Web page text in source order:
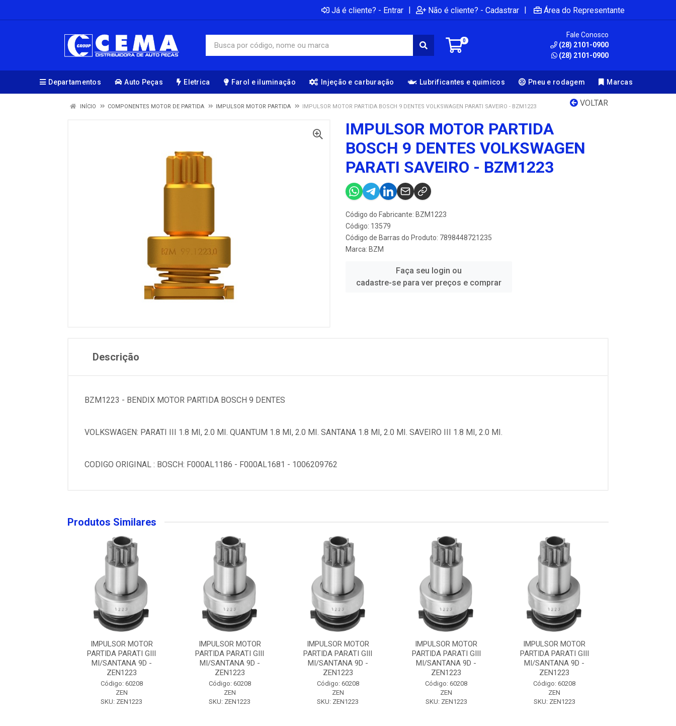
Já é cliente? - Entrar | Não é cliente? - Cadastrar | Área do Representante
0
Fale Conosco
(28) 2101-0900
(28) 2101-0900
Departamentos Auto Peças Eletrica Farol e iluminação Injeção e carburação Lubrificantes e quimicos Pneu e rodagem Marcas
VOLTAR
INÍCIO COMPONENTES MOTOR DE PARTIDA IMPULSOR MOTOR PARTIDA IMPULSOR MOTOR PARTIDA BOSCH 9 DENTES VOLKSWAGEN PARATI SAVEIRO - BZM1223
IMPULSOR MOTOR PARTIDA
BOSCH 9 DENTES VOLKSWAGEN
PARATI SAVEIRO - BZM1223
Código do Fabricante: BZM1223
Código: 13579
Código de Barras do Produto: 7898448721235
Marca: BZM
Faça seu login ou
cadastre-se para ver preços e comprar
Descrição
BZM1223 - BENDIX MOTOR PARTIDA BOSCH 9 DENTES
VOLKSWAGEN: PARATI III 1.8 MI, 2.0 MI. QUANTUM 1.8 MI, 2.0 MI. SANTANA 1.8 MI, 2.0 MI. SAVEIRO III 1.8 MI, 2.0 MI.
CODIGO ORIGINAL : BOSCH: F000AL1186 - F000AL1681 - 1006209762
Produtos Similares
IMPULSOR MOTOR
PARTIDA PARATI GIII
MI/SANTANA 9D -
ZEN1223
Código: 60208
ZEN
SKU: ZEN1223
IMPULSOR MOTOR
PARTIDA PARATI GIII
MI/SANTANA 9D -
ZEN1223
Código: 60208
ZEN
SKU: ZEN1223
IMPULSOR MOTOR
PARTIDA PARATI GIII
MI/SANTANA 9D -
ZEN1223
Código: 60208
ZEN
SKU: ZEN1223
IMPULSOR MOTOR
PARTIDA PARATI GIII
MI/SANTANA 9D -
ZEN1223
Código: 60208
ZEN
SKU: ZEN1223
IMPULSOR MOTOR
PARTIDA PARATI GIII
MI/SANTANA 9D -
ZEN1223
Código: 60208
ZEN
SKU: ZEN1223